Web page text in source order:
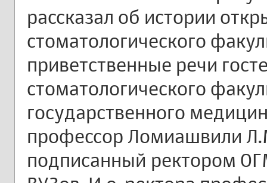
рассказал об истории
стоматологического
приветственные речи
стоматологического
государственного
профессор Ломиашвили
подписанный ректором